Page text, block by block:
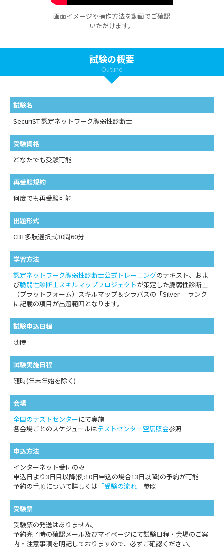
画面イメージや操作方法を動画でご確認
いただけます。
試験の概要
Outline
試験名
SecuriST 認定ネットワーク脆弱性診断士
受験資格
どなたでも受験可能
再受験規約
何度でも再受験可能
出題形式
CBT多肢選択式30問60分
学習方法
認定ネットワーク脆弱性診断士公式トレーニングのテキスト、およ
び脆弱性診断士スキルマッププロジェクトが策定した脆弱性診断士
（プラットフォーム）スキルマップ＆シラバスの「Silver」 ランク
に記載の項目が出題範囲となります。
試験申込日程
随時
試験実施日程
随時(年末年始を除く)
会場
全国のテストセンターにて実施
各会場ごとのスケジュールはテストセンター空席照会参照
申込方法
インターネット受付のみ
申込日より3日目以降(例:10日申込の場合13日以降)の予約が可能
予約の手順について詳しくは 「受験の流れ」 参照
受験票
受験票の発送はありません。
予約完了時の確認メール及びマイページにて試験日程・会場のご案
内・注意事項を明記しておりますので、必ずご確認ください。